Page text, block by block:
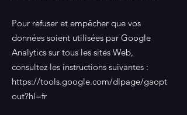
Pour refuser et empêcher que vos
données soient utilisées par Google
Analytics sur tous les sites Web,
consultez les instructions suivantes :
https://tools.google.com/dlpage/gaopt
out?hl=fr